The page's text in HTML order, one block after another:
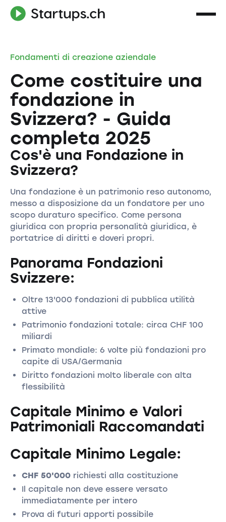
Fondamenti di creazione aziendale
Come costituire una
fondazione in
Svizzera? - Guida
completa 2025
Cos'è una Fondazione in
Svizzera?
Una fondazione è un patrimonio reso autonomo,
messo a disposizione da un fondatore per uno
scopo duraturo specifico. Come persona
giuridica con propria personalità giuridica, è
portatrice di diritti e doveri propri.
Panorama Fondazioni
Svizzere:
Oltre 13'000 fondazioni di pubblica utilità
attive
Patrimonio fondazioni totale: circa CHF 100
miliardi
Primato mondiale: 6 volte più fondazioni pro
capite di USA/Germania
Diritto fondazioni molto liberale con alta
flessibilità
Capitale Minimo e Valori
Patrimoniali Raccomandati
Capitale Minimo Legale:
CHF 50'000 richiesti alla costituzione
Il capitale non deve essere versato
immediatamente per intero
Prova di futuri apporti possibile